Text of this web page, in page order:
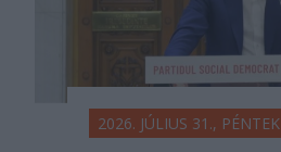
2026. JÚLIUS 31., PÉNTEK